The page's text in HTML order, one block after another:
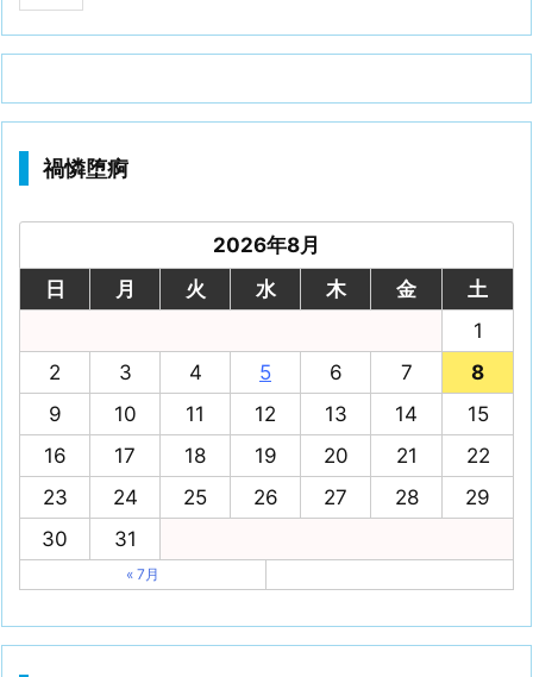
禍憐堕痾
2026年8月
日
月 火 水 木 金
土
1
2
3 4 5 6 7
8
9
10 11 12 13 14
15
16
17 18 19 20 21
22
23
24 25 26 27 28
29
30
31
« 7月